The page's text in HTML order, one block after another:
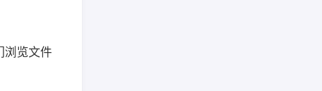
浏览文件